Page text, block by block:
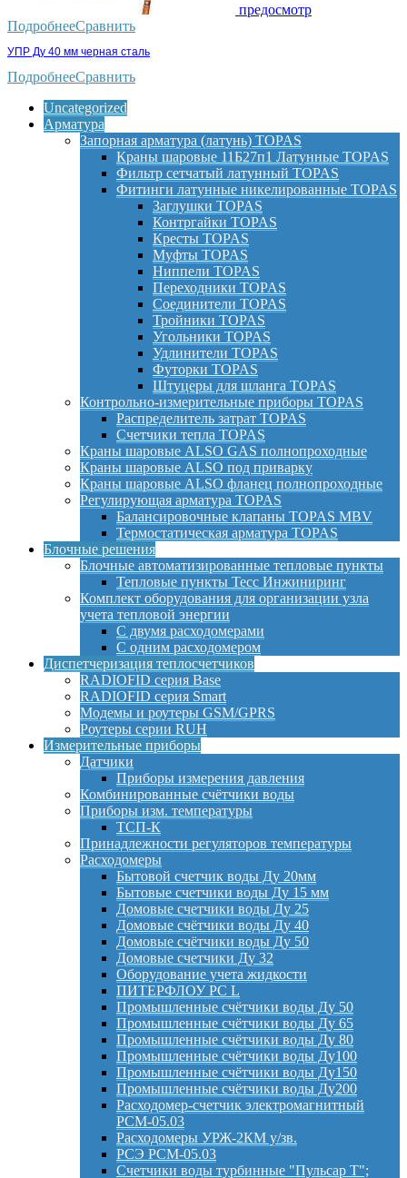
предосмотр
ПодробнееСравнить
УПР Ду 40 мм черная сталь
ПодробнееСравнить
Uncategorized
Арматура
Запорная арматура (латунь) TOPAS
Краны шаровые 11Б27п1 Латунные TOPAS
Фильтр сетчатый латунный TOPAS
Фитинги латунные никелированные TOPAS
Заглушки TOPAS
Контргайки TOPAS
Кресты TOPAS
Муфты TOPAS
Ниппели TOPAS
Переходники TOPAS
Соединители TOPAS
Тройники TOPAS
Угольники TOPAS
Удлинители TOPAS
Футорки TOPAS
Штуцеры для шланга TOPAS
Контрольно-измерительные приборы TOPAS
Распределитель затрат TOPAS
Счетчики тепла TOPAS
Краны шаровые ALSO GAS полнопроходные
Краны шаровые ALSO под приварку
Краны шаровые ALSO фланец полнопроходные
Регулирующая арматура TOPAS
Балансировочные клапаны TOPAS MBV
Термостатическая арматура TOPAS
Блочные решения
Блочные автоматизированные тепловые пункты
Тепловые пункты Тесс Инжиниринг
Комплект оборудования для организации узла
учета тепловой энергии
С двумя расходомерами
С одним расходомером
Диспетчеризация теплосчетчиков
RADIOFID серия Base
RADIOFID серия Smart
Модемы и роутеры GSM/GPRS
Роутеры серии RUH
Измерительные приборы
Датчики
Приборы измерения давления
Комбинированные счётчики воды
Приборы изм. температуры
ТСП-К
Принадлежности регуляторов температуры
Расходомеры
Бытовой счетчик воды Ду 20мм
Бытовые счетчики воды Ду 15 мм
Домовые счетчики воды Ду 25
Домовые счётчики воды Ду 40
Домовые счётчики воды Ду 50
Домовые счетчики Ду 32
Оборудование учета жидкости
ПИТЕРФЛОУ РС L
Промышленные счётчики воды Ду 50
Промышленные счётчики воды Ду 65
Промышленные счётчики воды Ду 80
Промышленные счётчики воды Ду100
Промышленные счётчики воды Ду150
Промышленные счётчики воды Ду200
Расходомер-счетчик электромагнитный
РСМ-05.03
Расходомеры УРЖ-2КМ у/зв.
РСЭ РСМ-05.03
Счетчики воды турбинные "Пульсар Т";